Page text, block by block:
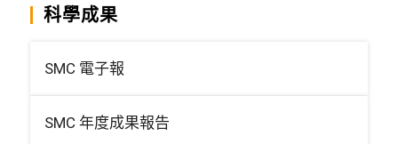
科學成果
SMC 電子報
SMC 年度成果報告